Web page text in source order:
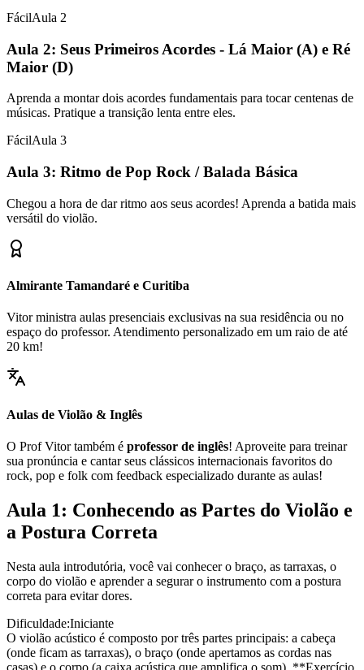
FácilAula 2
Aula 2: Seus Primeiros Acordes - Lá Maior (A) e Ré
Maior (D)
Aprenda a montar dois acordes fundamentais para tocar centenas de
músicas. Pratique a transição lenta entre eles.
FácilAula 3
Aula 3: Ritmo de Pop Rock / Balada Básica
Chegou a hora de dar ritmo aos seus acordes! Aprenda a batida mais
versátil do violão.
Almirante Tamandaré e Curitiba
Vitor ministra aulas presenciais exclusivas na sua residência ou no
espaço do professor. Atendimento personalizado em um raio de até
20 km!
Aulas de Violão & Inglês
O Prof Vitor também é professor de inglês! Aproveite para treinar
sua pronúncia e cantar seus clássicos internacionais favoritos do
rock, pop e folk com feedback especializado durante as aulas!
Aula 1: Conhecendo as Partes do Violão e
a Postura Correta
Nesta aula introdutória, você vai conhecer o braço, as tarraxas, o
corpo do violão e aprender a segurar o instrumento com a postura
correta para evitar dores.
Dificuldade:Iniciante
O violão acústico é composto por três partes principais: a cabeça
(onde ficam as tarraxas), o braço (onde apertamos as cordas nas
casas) e o corpo (a caixa acústica que amplifica o som). **Exercício